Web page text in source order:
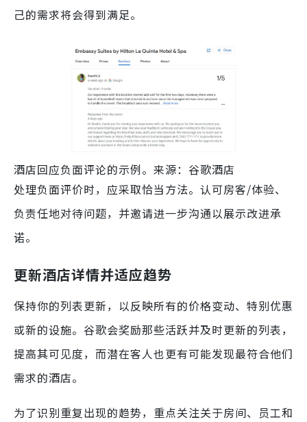
己的需求将会得到满足。
酒店回应负面评论的示例。来源：谷歌酒店
处理负面评价时，应采取恰当方法。认可房客/体验、
负责任地对待问题，并邀请进一步沟通以展示改进承
诺。
更新酒店详情并适应趋势
保持你的列表更新，以反映所有的价格变动、特别优惠
或新的设施。谷歌会奖励那些活跃并及时更新的列表，
提高其可见度，而潜在客人也更有可能发现最符合他们
需求的酒店。
为了识别重复出现的趋势，重点关注关于房间、员工和